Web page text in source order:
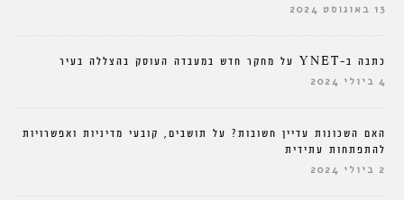
13 באוגוסט 2024
כתבה ב-YNET על מחקר חדש במעבדה העוסק בהצללה בעיר
4 ביולי 2024
האם השכונות עדיין חשובות? על תושבים, קובעי מדיניות ואפשרויות
להתפתחות עתידית
2 ביולי 2024